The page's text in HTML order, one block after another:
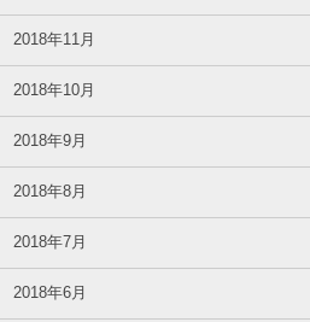
2018年11月
2018年10月
2018年9月
2018年8月
2018年7月
2018年6月